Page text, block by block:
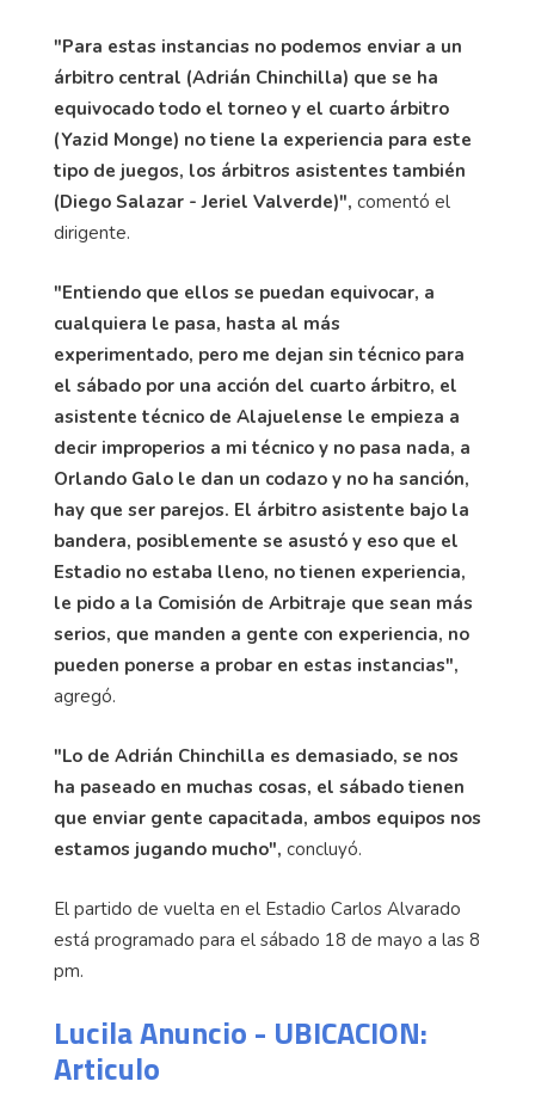
"Para estas instancias no podemos enviar a un
árbitro central (Adrián Chinchilla) que se ha
equivocado todo el torneo y el cuarto árbitro
(Yazid Monge) no tiene la experiencia para este
tipo de juegos, los árbitros asistentes también
(Diego Salazar - Jeriel Valverde)", comentó el
dirigente.
"Entiendo que ellos se puedan equivocar, a
cualquiera le pasa, hasta al más
experimentado, pero me dejan sin técnico para
el sábado por una acción del cuarto árbitro, el
asistente técnico de Alajuelense le empieza a
decir improperios a mi técnico y no pasa nada, a
Orlando Galo le dan un codazo y no ha sanción,
hay que ser parejos. El árbitro asistente bajo la
bandera, posiblemente se asustó y eso que el
Estadio no estaba lleno, no tienen experiencia,
le pido a la Comisión de Arbitraje que sean más
serios, que manden a gente con experiencia, no
pueden ponerse a probar en estas instancias",
agregó.
"Lo de Adrián Chinchilla es demasiado, se nos
ha paseado en muchas cosas, el sábado tienen
que enviar gente capacitada, ambos equipos nos
estamos jugando mucho", concluyó.
El partido de vuelta en el Estadio Carlos Alvarado
está programado para el sábado 18 de mayo a las 8
pm.
Lucila Anuncio - UBICACION:
Articulo